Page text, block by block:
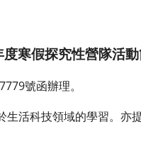
度寒假探究性營隊活
號函辦理。
活科技領域的學習。亦